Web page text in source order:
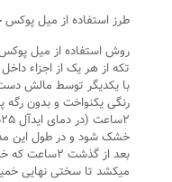
طرز استفاده از میل
روش استفاده از میل
تکه از هر یک از اجزاء
با یکدیگر توسط مالش دست
رنگی یکنواخت و بدون رگه
خشک شود و در طول این مدت
میکشد تا سختی نهایی